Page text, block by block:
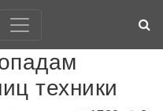
техники